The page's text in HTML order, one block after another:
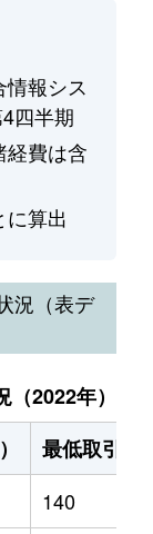
報シス
四半期
経費は含
算出
況（表デ
2022年）
最低取引価
140